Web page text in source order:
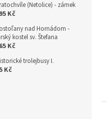
(Netolice) - zámek
Kč
nad Hornádom -
kostel sv. Štefana
Kč
trolejbusy I.
Kč